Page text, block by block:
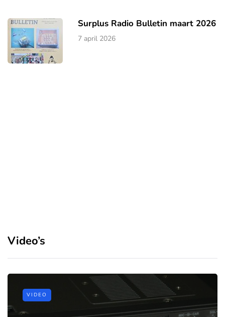
Surplus Radio Bulletin maart 2026
7 april 2026
Video’s
VIDEO